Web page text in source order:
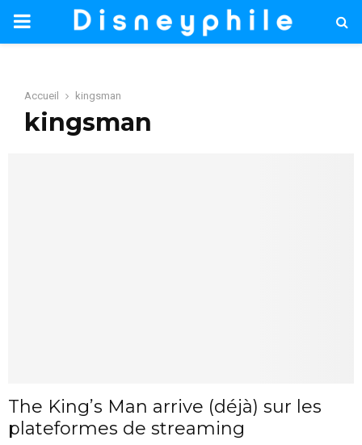
PRIMARY
Accueil kingsman
kingsman
The King’s Man arrive (déjà) sur les
plateformes de streaming